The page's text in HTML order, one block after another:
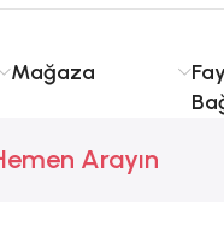
Mağaza
Arayın